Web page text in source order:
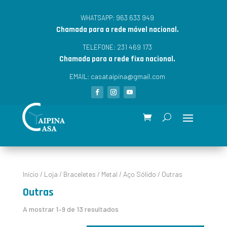
WHATSAPP: 963 633 949
Chamada para a rede móvel nacional.
TELEFONE: 231 469 173
Chamada para a rede fixa nacional.
EMAIL: casataipina@gmail.com
Início / Loja / Braceletes / Metal / Aço Sólido / Outras
Outras
A mostrar 1–9 de 13 resultados